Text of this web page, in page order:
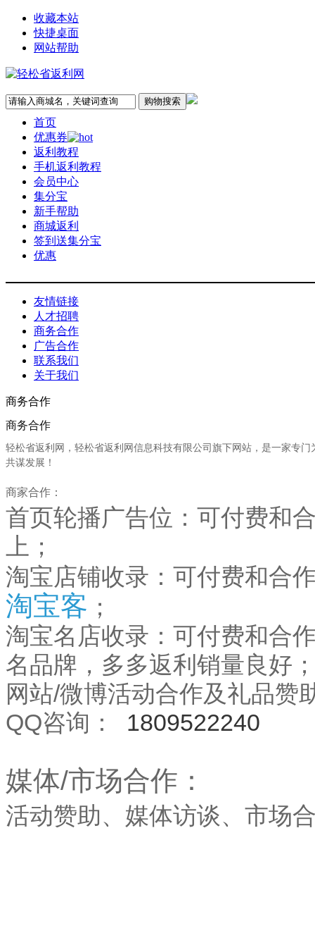
收藏本站
快捷桌面
网站帮助
首页
优惠券
返利教程
手机返利教程
会员中心
集分宝
新手帮助
商城返利
签到送集分宝
优惠
友情链接
人才招聘
商务合作
广告合作
联系我们
关于我们
商务合作
商务合作
轻松省返利网，轻松省返利网信息科技有限公司旗下网站，是一家专
共谋发展！
商家合作：
首页轮播广告位： 可付费和
上；
淘宝店铺收录：可付费和合
淘宝客 ；
淘宝名店收录：可付费和合
名品牌， 多多返利 销量良好
网站/微博活动合作及礼品赞
QQ咨询：
1809522240
媒体/市场合作：
活动赞助、媒体访谈、市场